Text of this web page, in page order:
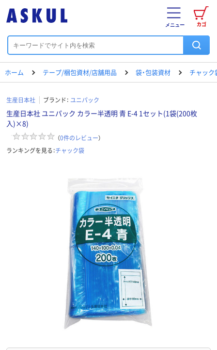
カゴ
メニュー
ホーム テープ/梱包資材/店舗用品 袋・包装資材 チャック
生産日本社 ブランド： ユニパック
生産日本社 ユニパック カラー半透明 青 E-4 1セット(1袋(200枚
入)×8)
（0件のレビュー）
ランキングを見る：チャック袋